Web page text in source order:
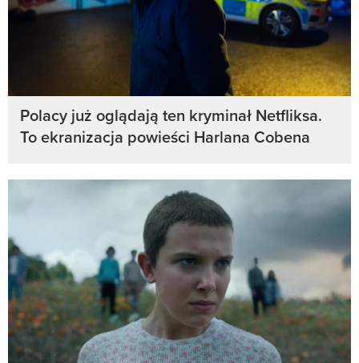
Polacy już oglądają ten kryminał Netfliksa.
To ekranizacja powieści Harlana Cobena